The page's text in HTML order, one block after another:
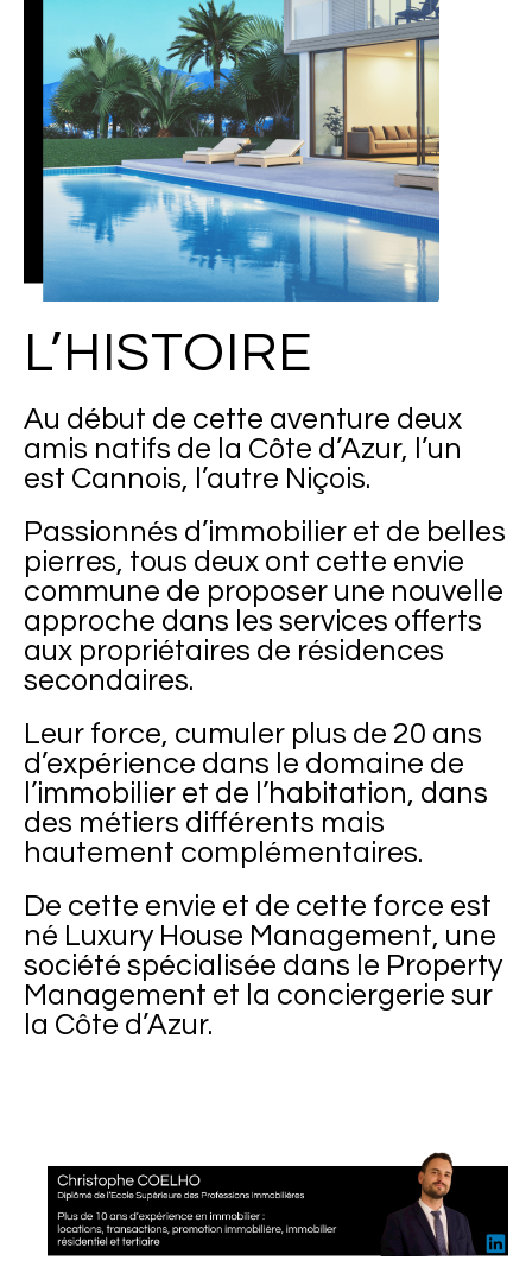
L’HISTOIRE
Au début de cette aventure deux
amis natifs de la Côte d’Azur, l’un
est Cannois, l’autre Niçois.
Passionnés d’immobilier et de belles
pierres, tous deux ont cette envie
commune de proposer une nouvelle
approche dans les services offerts
aux propriétaires de résidences
secondaires.
Leur force, cumuler plus de 20 ans
d’expérience dans le domaine de
l’immobilier et de l’habitation, dans
des métiers différents mais
hautement complémentaires.
De cette envie et de cette force est
né Luxury House Management, une
société spécialisée dans le Property
Management et la conciergerie sur
la Côte d’Azur.